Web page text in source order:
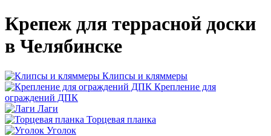
Крепеж для террасной доски
в Челябинске
Клипсы и кляммеры
Крепление для
ограждений ДПК
Лаги
Торцевая планка
Уголок